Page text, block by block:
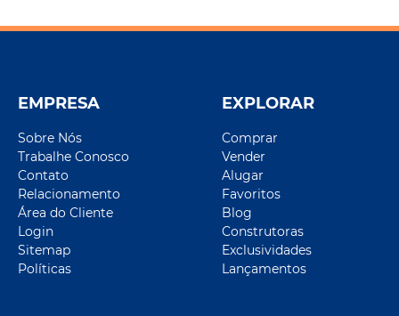
EMPRESA
Sobre Nós
Trabalhe Conosco
Contato
Relacionamento
Área do Cliente
Login
Sitemap
Políticas
EXPLORAR
Comprar
Vender
Alugar
Favoritos
Blog
Construtoras
Exclusividades
Lançamentos